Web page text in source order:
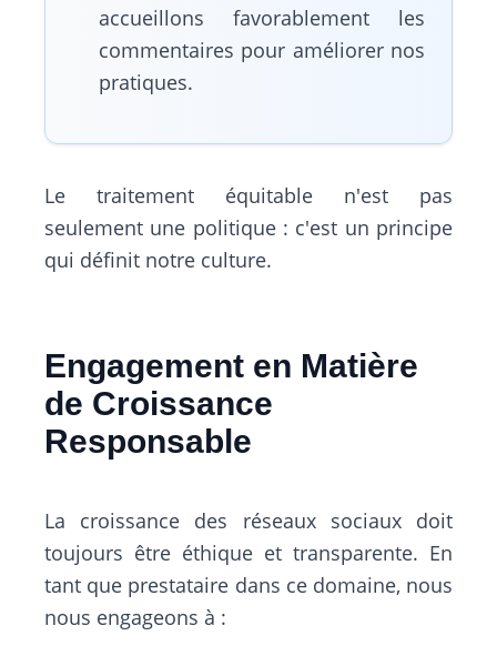
accueillons favorablement les
commentaires pour améliorer nos
pratiques.
Le traitement équitable n'est pas
seulement une politique : c'est un principe
qui définit notre culture.
Engagement en Matière
de Croissance
Responsable
La croissance des réseaux sociaux doit
toujours être éthique et transparente. En
tant que prestataire dans ce domaine, nous
nous engageons à :